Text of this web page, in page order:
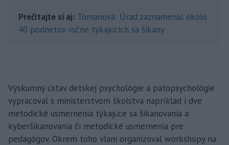
Prečítajte si aj: Tomanová: Úrad zaznamenal okolo
40 podnetov ročne týkajúcich sa šikany
Výskumný ústav detskej psychológie a patopsychológie
vypracoval s ministerstvom školstva napríklad i dve
metodické usmernenia týkajúce sa šikanovania a
kyberšikanovania či metodické usmernenia pre
pedagógov. Okrem toho vlani organizoval workshopy na